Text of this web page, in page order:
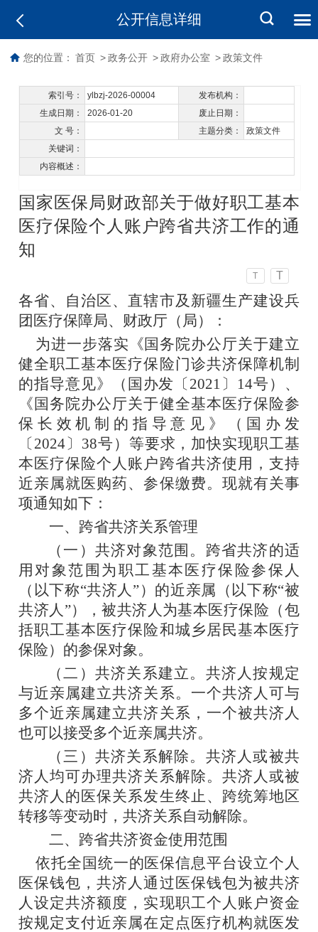
公开信息详细
您的位置： 首页 > 政务公开 > 政府办公室 > 政策文件
索引号： ylbzj-2026-00004
发布机构：
生成日期：
2026-01-20
废止日期：
文 号：
主题分类：
政策文件
关键词：
内容概述：
国家医保局财政部关于做好职工基本
医疗保险个人账户跨省共济工作的通
知
T T
各省、自治区、直辖市及新疆生产建设兵
团医疗保障局、财政厅 （局）：
为进一步落实《国务院办公厅关于建立
健全职工基本医疗保险门诊共济保障机制
的指导意见》（国办发〔 2021 〕 14号）、
《国务院办公厅关于健全基本医疗保险参
保长效机制的指导意见》（国办发
〔 2024〕 38号）等要求，加快实现职工基
本医疗保险个人账户跨省共济使用，支持
近亲属就医购药、参保缴费。现就有关事
项通知如下：
一、 跨省共济关系管理
（一） 共济对象范围 。跨省共济的适
用对象范围为职工基本医疗保险参保人
（以下称“共济人 ”）的近亲属（以下称“被
共济人 ”），被共济人为基本医疗保险（包
括职工基本医疗保险和城乡居民基本医疗
保险）的参保对象。
（二） 共济关系建立 。共济人按规定
与近亲属建立共济关系。一个共济人可与
多个近亲属建立共济关系，一个被共济人
也可以接受多个近亲属共济。
（三） 共济关系解除。共济人或被共
济人均可办理共济关系解除。共济人或被
共济人的医保关系发生终止、跨统筹地区
转移等变动时，共济关系自动解除。
二、 跨省共济资金使用范围
依托全国统一的医保信息平台设立个人
医保钱包，共济人通过医保钱包为被共济
人设定共济额度，实现职工个人账户资金
按规定支付近亲属在定点医疗机构就医发